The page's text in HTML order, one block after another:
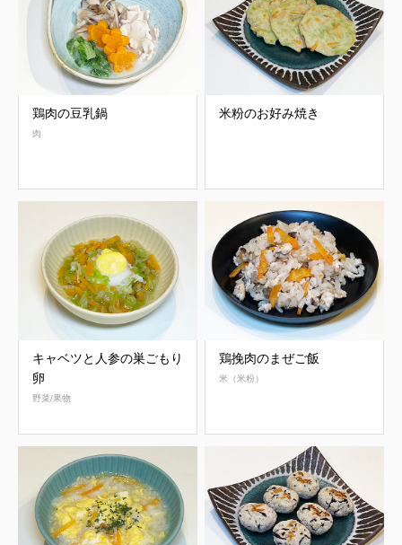
鶏肉の豆乳鍋
肉
米粉のお好み焼き
キャベツと人参の巣ごもり
卵
野菜/果物
鶏挽肉のまぜご飯
米（米粉）